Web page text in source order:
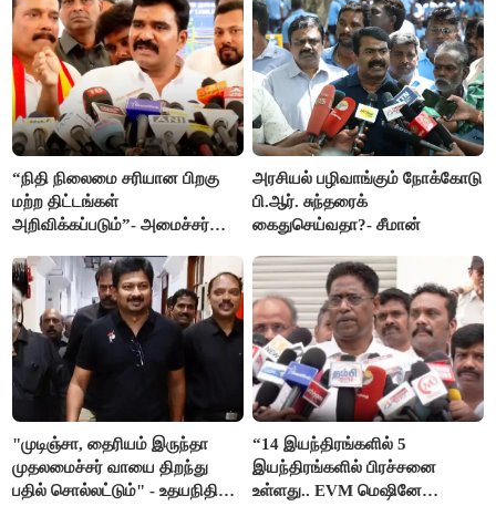
“நிதி நிலைமை சரியான பிறகு
மற்ற திட்டங்கள்
அறிவிக்கப்படும்”- அமைச்சர்
அரசியல் பழிவாங்கும் நோக்கோடு
பி.ஆர். சுந்தரைக்
கைதுசெய்வதா?- சீமான்
"முடிஞ்சா, தைரியம் இருந்தா
முதலமைச்சர் வாயை திறந்து
பதில் சொல்லட்டும்" - உதயநிதி
“14 இயந்திரங்களில் 5
இயந்திரங்களில் பிரச்சனை
உள்ளது.. EVM மெஷினே